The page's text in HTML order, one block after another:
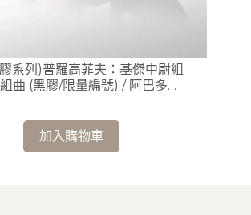
系列)普羅高菲夫：基傑中尉組
曲 (黑膠/限量編號) / 阿巴多
(指揮) 芝加哥交響樂團
加入購物車